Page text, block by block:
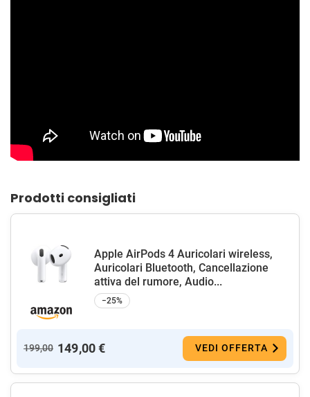
Prodotti consigliati
Apple AirPods 4 Auricolari wireless,
Auricolari Bluetooth, Cancellazione
attiva del rumore, Audio...
−25%
199,00 149,00 € VEDI OFFERTA